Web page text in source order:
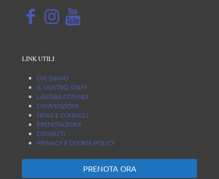
LINK UTILI
CHI SIAMO
IL NOSTRO STAFF
LAVORA CON NOI
CONVENZIONI
NEWS E CONSIGLI
PRENOTAZIONI
CONTATTI
PRIVACY E COOKIE POLICY
PRENOTA ORA